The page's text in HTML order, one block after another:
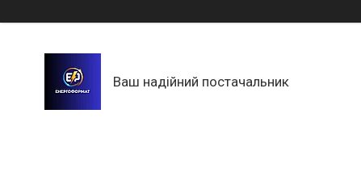
Ваш надійний постачальник